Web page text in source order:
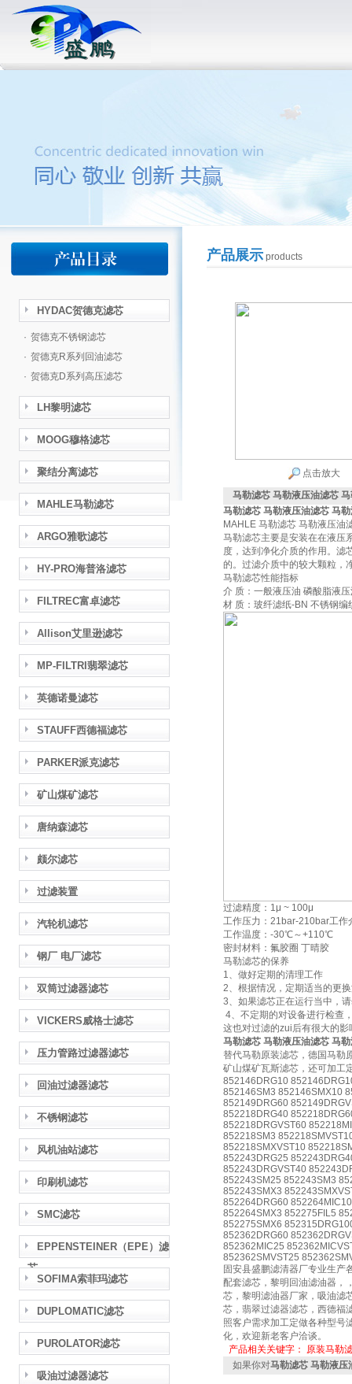
HYDAC贺德克滤芯
· 贺德克不锈钢滤芯
· 贺德克R系列回油滤芯
· 贺德克D系列高压滤芯
LH黎明滤芯
MOOG穆格滤芯
聚结分离滤芯
MAHLE马勒滤芯
ARGO雅歌滤芯
HY-PRO海普洛滤芯
FILTREC富卓滤芯
Allison艾里逊滤芯
MP-FILTRI翡翠滤芯
英德诺曼滤芯
STAUFF西德福滤芯
PARKER派克滤芯
矿山煤矿滤芯
唐纳森滤芯
颇尔滤芯
过滤装置
汽轮机滤芯
钢厂 电厂滤芯
双筒过滤器滤芯
VICKERS威格士滤芯
压力管路过滤器滤芯
回油过滤器滤芯
不锈钢滤芯
风机油站滤芯
印刷机滤芯
SMC滤芯
EPPENSTEINER（EPE）滤
芯
SOFIMA索菲玛滤芯
DUPLOMATIC滤芯
PUROLATOR滤芯
吸油过滤器滤芯
产品展示products
点击放大
马勒滤芯 马勒液压油滤芯
马勒滤芯 马勒液压油滤芯 马
MAHLE 马勒滤芯 马勒液压
马勒滤芯主要是安装在在液压
度，达到净化介质的作用。滤
的。过滤介质中的较大颗粒，
马勒滤芯性能指标
介 质：一般液压油 磷酸脂液
材 质：玻纤滤纸-BN 不锈钢
过滤精度：1μ ~ 100μ
工作压力：21bar-210bar工作
工作温度：-30℃～+110℃
密封材料：氟胶圈 丁晴胶
马勒滤芯的保养
1、做好定期的清理工作
2、根据情况，定期适当的更
3、如果滤芯正在运行当中，
4、不定期的对设备进行检查
这也对过滤的zui后有很大的影
马勒滤芯 马勒液压油滤芯 马
替代马勒原装滤芯，德国马勒
矿山煤矿瓦斯滤芯，还可加工
852146DRG10
852146SM3 852146SMX10
852149DRG60
852218DRG40
852218DRGVST60
852218SM3
852218SMXVST10
852243DRG25
852243DRGVST40
852243SM25 852243SM3
852243SMX3
852264DRG60
852264SMX3 852275FIL5
852275SMX6
852362DRG60
852362MIC25
852362SMVST25
固安县盛鹏滤清器厂专业生产
配套滤芯，黎明回油滤油器，
芯，黎明滤油器厂家，吸油滤
芯，翡翠过滤器滤芯，西德福
照客户需求加工定做各种型号
化，欢迎新老客户洽谈。
产品相关关键字： 原装马勒
如果你对马勒滤芯 马勒液压